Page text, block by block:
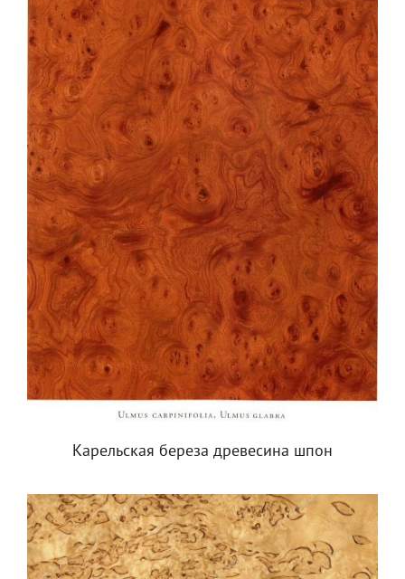
Карельская береза древесина шпон